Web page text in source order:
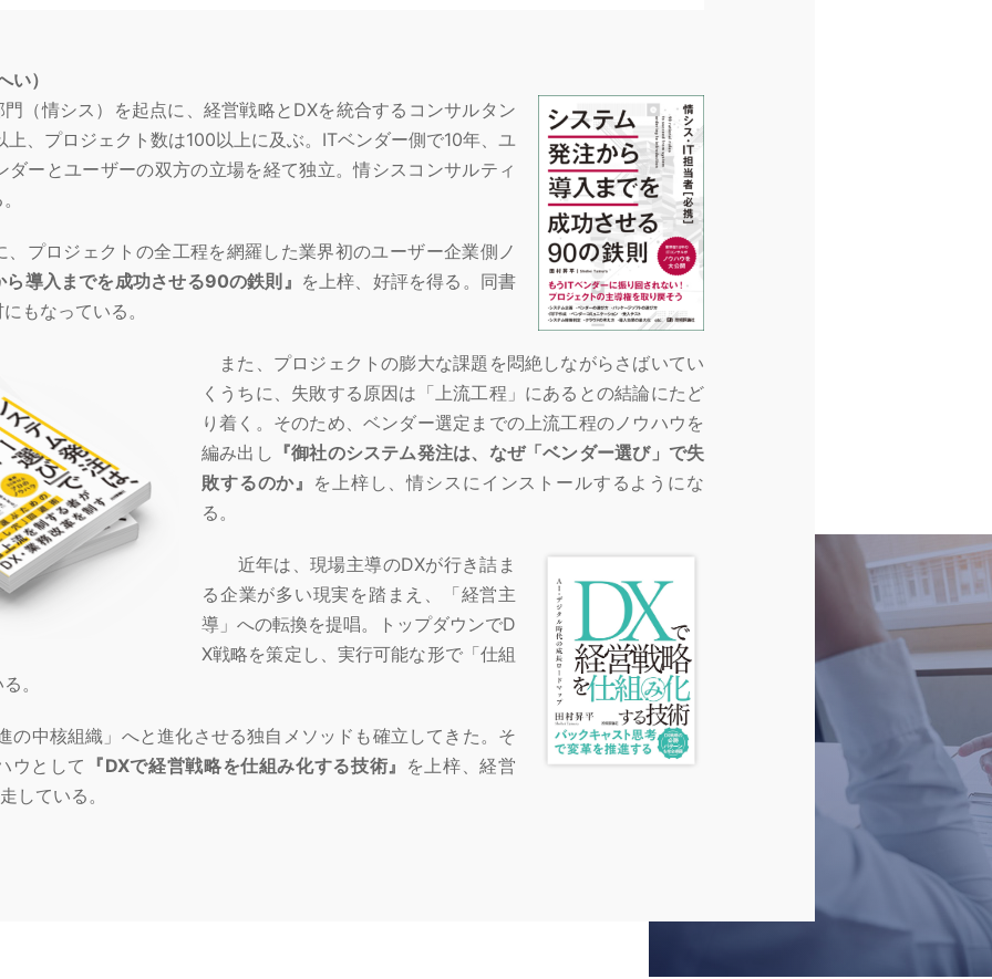
い）
（情シス）を起点に、経営戦略とDXを統合するコンサルタン
、プロジェクト数は100以上に及ぶ。ITベンダー側で10年、ユ
ダーとユーザーの双方の立場を経て独立。情シスコンサルティ
プロジェクトの全工程を網羅した業界初のユーザー企業側ノ
導入までを成功させる90の鉄則』 を上梓、好評を得る。同書
もなっている。
また、プロジェクトの膨大な課題を悶絶しながらさばいてい
くうちに、失敗する原因は「上流工程」にあるとの結論にたど
り着く。そのため、ベンダー選定までの上流工程のノウハウを
編み出し 『御社のシステム発注は、なぜ「ベンダー選び」で失
敗するのか』 を上梓し、情シスにインストールするようにな
る。
近年は、現場主導のDXが行き詰ま
る企業が多い現実を踏まえ、「経営主
導」への転換を提唱。トップダウンでD
X戦略を策定し、実行可能な形で「仕組
。
の中核組織」へと進化させる独自メソッドも確立してきた。そ
ウとして 『DXで経営戦略を仕組み化する技術』 を上梓、経営
している。